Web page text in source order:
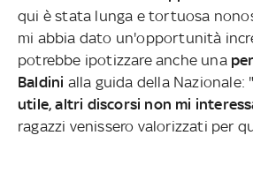
qui è stata lunga e tortuosa
mi abbia dato un'opportunità
potrebbe ipotizzare anche una
Baldini alla guida della Nazionale: "
utile, altri discorsi non mi
ragazzi venissero valorizzati per